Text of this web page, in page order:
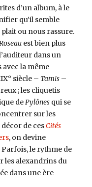
d’un album, à le
qu’il semble
ou nous rassure.
est bien plus
dans un
la même
siècle – Tamis–
; les cliquetis
dePylônesqui se
sur les
de cesCités
, on devine
le rythme de
les alexandrins du
dans une ère